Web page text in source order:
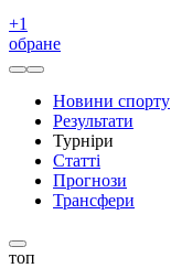
+1
обране
Новини спорту
Результати
Турніри
Статті
Прогнози
Трансфери
топ